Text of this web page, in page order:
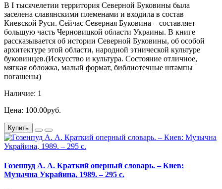
В I тысячелетии территория Северной Буковины была
заселена славянскими племенами и входила в состав
Киевской Руси. Сейчас Северная Буковина – составляет
большую часть Черновицкой области Украины. В книге
рассказывается об истории Северной Буковины, об особой
архитектуре этой области, народной этнической культуре
буковинцев.(Искусство и культура. Состояние отличное,
мягкая обложка, малый формат, библиотечные штампы
погашены)
Наличие: 1
Цена: 100.00руб.
Купить
Гозенпуд А. А. Краткий оперный словарь. – Киев:
Музычна Украйина, 1989. – 295 с.